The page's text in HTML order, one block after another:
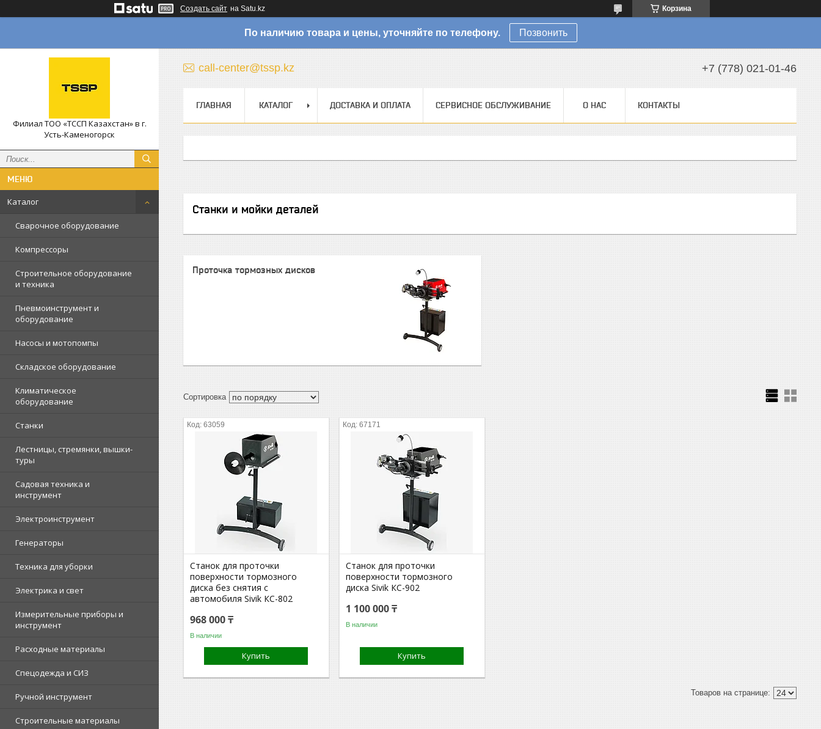
Создать сайт на Satu.kz Корзина
По наличию товара и цены, уточняйте по телефону. Позвонить
Филиал ТОО «ТССП Казахстан» в г.
Усть-Каменогорск
Каталог
Сварочное оборудование
Компрессоры
Строительное оборудование
и техника
Пневмоинструмент и
оборудование
Насосы и мотопомпы
Складское оборудование
Климатическое
оборудование
Станки
Лестницы, стремянки, вышки-
туры
Садовая техника и
инструмент
Электроинструмент
Генераторы
Техника для уборки
Электрика и свет
Измерительные приборы и
инструмент
Расходные материалы
Спецодежда и СИЗ
Ручной инструмент
Строительные материалы
call-center@tssp.kz +7 (778) 021-01-46
ГЛАВНАЯ КАТАЛОГ ДОСТАВКА И ОПЛАТА СЕРВИСНОЕ ОБСЛУЖИВАНИЕ О НАС КОНТАКТЫ
Станки и мойки деталей
Проточка тормозных дисков
63059
Станок для проточки
поверхности тормозного
диска без снятия с
автомобиля Sivik КС-802
968 000 ₸
В наличии
Купить
67171
Станок для проточки
поверхности тормозного
диска Sivik КС-902
1 100 000 ₸
В наличии
Купить